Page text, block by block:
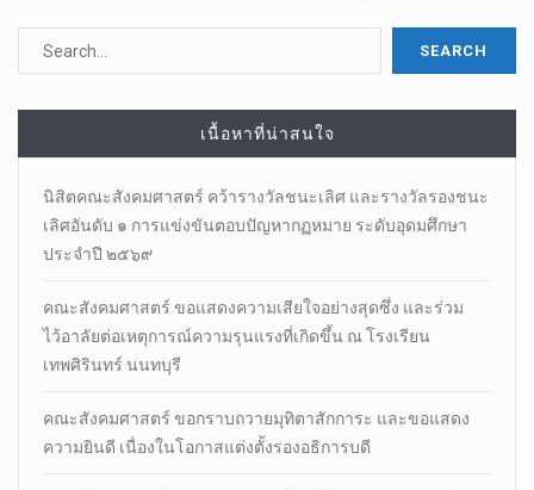
เนื้อหาที่น่าสนใจ
นิสิตคณะสังคมศาสตร์​ คว้ารางวัลชนะเลิศ และรางวัลรองชนะ
เลิศอันดับ ๑ การแข่งขันตอบปัญหากฏหมาย ระดับอุดมศึกษา
ประจำปี ๒๕๖๙
คณะสังคมศาสตร์ ขอแสดงความเสียใจอย่างสุดซึ่ง และร่วม
ไว้อาลัยต่อเหตุการณ์ความรุนแรงที่เกิดขึ้น ณ โรงเรียน
เทพศิรินทร์ นนทบุรี
คณะสังคมศาสตร์ ขอกราบถวายมุทิตาสักการะ และขอแสดง
ความยินดี เนื่องในโอกาสแต่งตั้งรองอธิการบดี